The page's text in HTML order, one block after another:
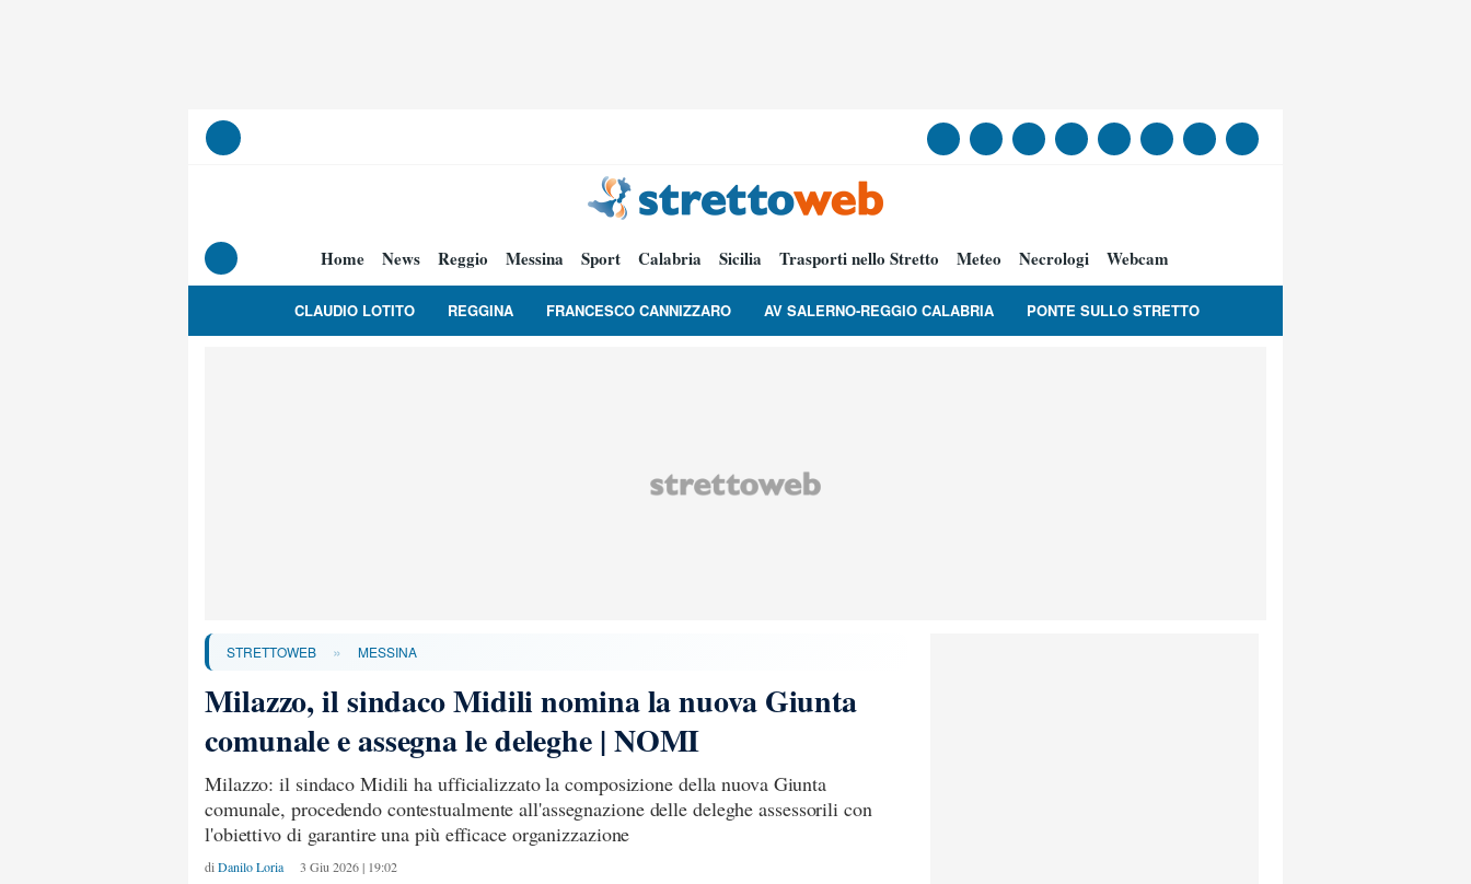
Home News Reggio Messina Sport Calabria Sicilia Trasporti nello Stretto Meteo Necrologi Webcam
CLAUDIO LOTITO REGGINA FRANCESCO CANNIZZARO AV SALERNO-REGGIO CALABRIA PONTE SULLO STRETTO
STRETTOWEB » MESSINA
Milazzo, il sindaco Midili nomina la nuova Giunta
comunale e assegna le deleghe | NOMI
Milazzo: il sindaco Midili ha ufficializzato la composizione della nuova Giunta
comunale, procedendo contestualmente all'assegnazione delle deleghe assessorili con
l'obiettivo di garantire una più efficace organizzazione
di Danilo Loria 3 Giu 2026 | 19:02